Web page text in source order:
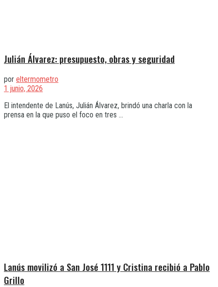
Julián Álvarez: presupuesto, obras y seguridad
por eltermometro
1 junio, 2026
El intendente de Lanús, Julián Álvarez, brindó una charla con la
prensa en la que puso el foco en tres ...
Lanús movilizó a San José 1111 y Cristina recibió a Pablo
Grillo